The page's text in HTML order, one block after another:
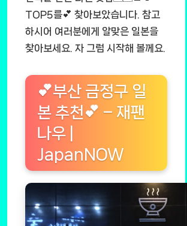
TOP5를💕 찾아보았습니다. 참고
하시어 여러분에게 알맞은 일본을
찾아보세요. 자 그럼 시작해 볼께요.
💕부산 금정구 일
본 추천💕 – 재팬
나우 |
JapanNOW